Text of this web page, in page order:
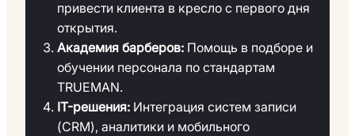
привести клиента в кресло с первого дня
открытия.
Академия барберов: Помощь в подборе и
обучении персонала по стандартам
TRUEMAN.
IT-решения: Интеграция систем записи
(CRM), аналитики и мобильного